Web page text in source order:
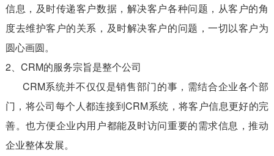
信息，及时传递客户数据，解决客户各种问题，从客户的角
度去维护客户的关系，及时解决客户的问题，一切以客户为
圆心画圆。
2、CRM的服务宗旨是整个公司
CRM系统并不仅仅是销售部门的事，需结合企业各个部
门，将公司每个人都连接到CRM系统，将客户信息更好的完
善。也方便企业内用户都能及时访问重要的需求信息，推动
企业整体发展。